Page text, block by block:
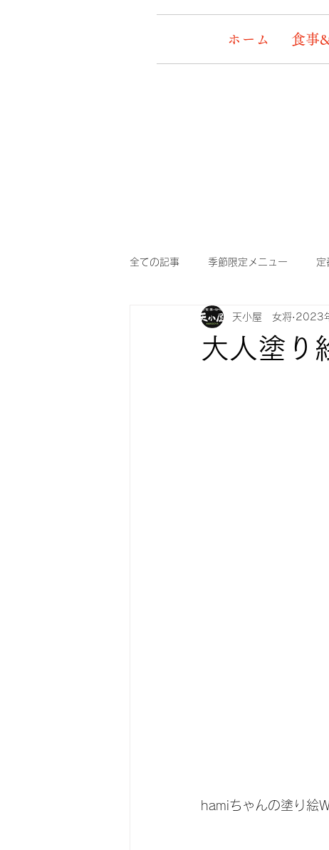
ホーム 食事
全ての記事 季節限定メニュー 定
デッキワンコ イケメン&女盛り
大人塗り
天小屋 女将 2023
hamiちゃんの塗り絵